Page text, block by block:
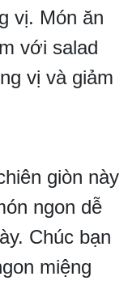
vị. Món ăn
với salad
vị và giảm
giòn này
ngon dễ
Chúc bạn
miệng